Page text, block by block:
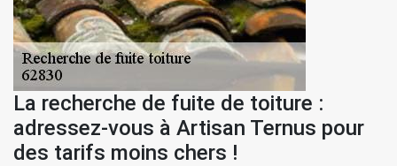
La recherche de fuite de toiture :
adressez-vous à Artisan Ternus pour
des tarifs moins chers !